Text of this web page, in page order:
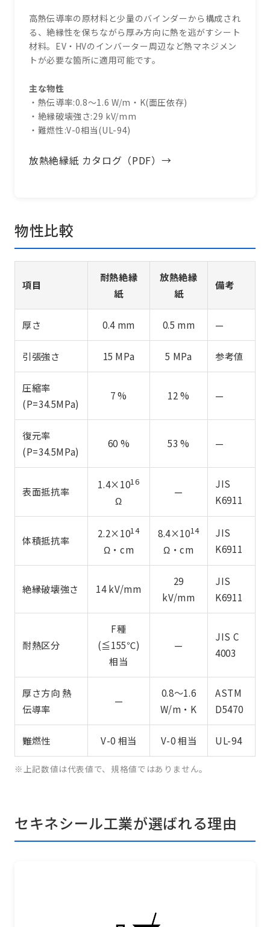
高熱伝導率の原材料と少量のバインダーから構成され
る、絶縁性を保ちながら厚み方向に熱を逃がすシート
材料。EV・HVのインバーター周辺など熱マネジメン
トが必要な箇所に適用可能です。
主な物性
・熱伝導率:0.8〜1.6 W/m・K(面圧依存)
・絶縁破壊強さ:29 kV/mm
・難燃性:V-0相当(UL-94)
放熱絶縁紙 カタログ（PDF）→
物性比較
項目
耐熱絶縁
紙
放熱絶縁
紙
備考
厚さ 0.4 mm 0.5 mm —
引張強さ 15 MPa 5 MPa 参考値
圧縮率
(P=34.5MPa)
7 % 12 % —
復元率
(P=34.5MPa)
60 % 53 % —
表面抵抗率
1.4×1016
Ω
—
JIS
K6911
体積抵抗率
2.2×1014
Ω・cm
8.4×1014
Ω・cm
JIS
K6911
絶縁破壊強さ 14 kV/mm
29
kV/mm
JIS
K6911
耐熱区分
F種
(≦155℃)
相当
—
JIS C
4003
厚さ方向 熱
伝導率
—
0.8〜1.6
W/m・K
ASTM
D5470
難燃性 V-0 相当 V-0 相当 UL-94
※上記数値は代表値で、規格値ではありません。
セキネシール工業が選ばれる理由